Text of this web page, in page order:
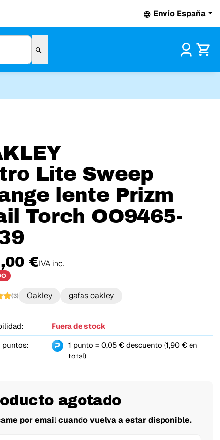
Envío España
Lite Sweep
lente Prizm
Torch OO9465-
€IVA inc.
(3) Oakley gafas oakley
Fuera de stock
puntos:
1 punto = 0,05 € descuento (1,90 € en
total)
agotado
por email cuando vuelva a estar disponible.